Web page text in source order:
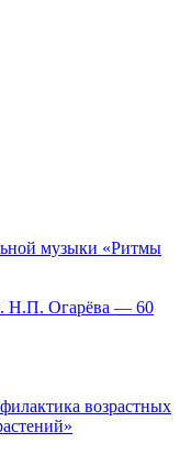
музыки «Ритмы
Н.П. Огарёва — 60
возрастных